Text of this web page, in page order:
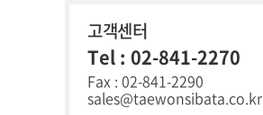
고객센터
Tel : 02-841-2270
Fax : 02-841-2290
sales@taewonsibata.co.kr